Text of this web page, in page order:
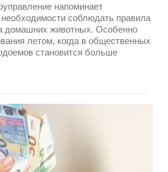
напоминает
соблюдать правила
домашних животных. Особенно
летом, когда в общественных
становится больше